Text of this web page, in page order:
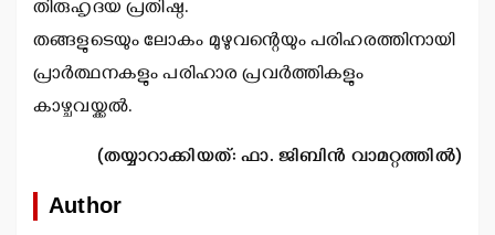
തിരുഹൃദയ പ്രതിഷ്ഠ.
തങ്ങളുടെയും ലോകം മുഴുവന്റെയും പരിഹരത്തിനായി
പ്രാര്‍ത്ഥനകളും പരിഹാര പ്രവര്‍ത്തികളും
കാഴ്ചവയ്ക്കല്‍.
(തയ്യാറാക്കിയത്: ഫാ. ജിബിന്‍ വാമറ്റത്തില്‍)
Author